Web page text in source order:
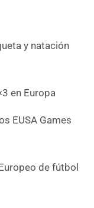
y natación
en Europa
EUSA Games
de fútbol